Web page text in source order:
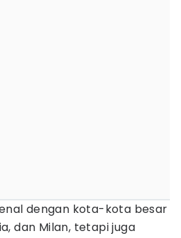
dengan kota-kota besar
dan Milan, tetapi juga